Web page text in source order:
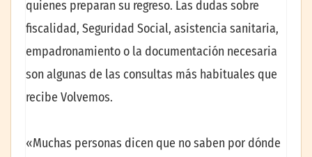
quienes preparan su regreso. Las dudas sobre
fiscalidad, Seguridad Social, asistencia sanitaria,
empadronamiento o la documentación necesaria
son algunas de las consultas más habituales que
recibe Volvemos.
«Muchas personas dicen que no saben por dónde